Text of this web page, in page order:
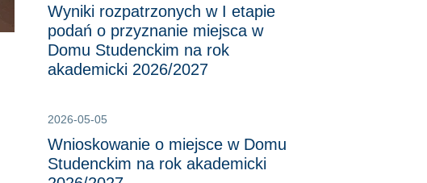
Wyniki rozpatrzonych w I etapie
podań o przyznanie miejsca w
Domu Studenckim na rok
akademicki 2026/2027
2026-05-05
Wnioskowanie o miejsce w Domu
Studenckim na rok akademicki